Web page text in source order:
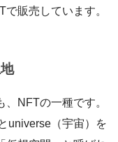
販売しています。
NFTの一種です。
universe（宇宙）を